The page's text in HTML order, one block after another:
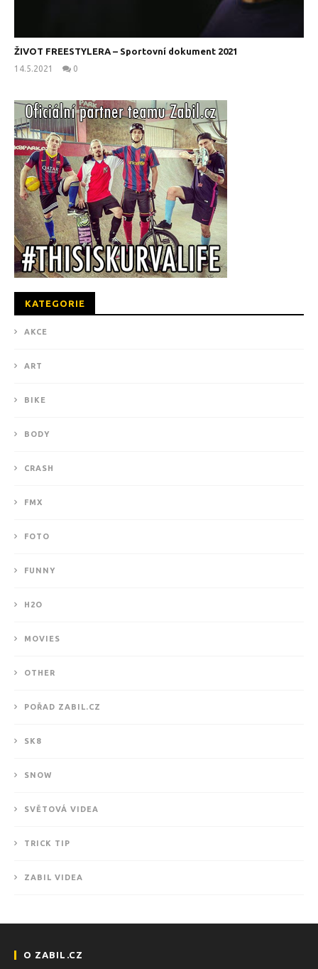
ŽIVOT FREESTYLERA – Sportovní dokument 2021
14.5.2021
0
KATEGORIE
AKCE
ART
BIKE
BODY
CRASH
FMX
FOTO
FUNNY
H2O
MOVIES
OTHER
POŘAD ZABIL.CZ
SK8
SNOW
SVĚTOVÁ VIDEA
TRICK TIP
ZABIL VIDEA
O ZABIL.CZ